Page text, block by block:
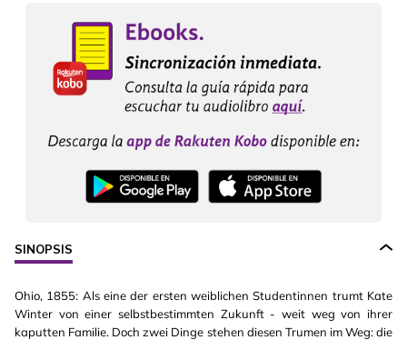
SINOPSIS
Ohio, 1855: Als eine der ersten weiblichen Studentinnen trumt Kate
Winter von einer selbstbestimmten Zukunft - weit weg von ihrer
kaputten Familie. Doch zwei Dinge stehen diesen Trumen im Weg: die